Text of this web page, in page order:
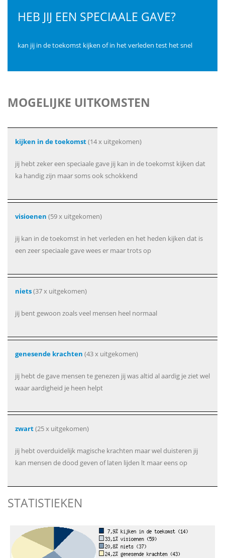
HEB JIJ EEN SPECIAALE GAVE?
kan jij in de toekomst kijken of in het verleden test het snel
MOGELIJKE UITKOMSTEN
kijken in de toekomst(14 x uitgekomen)
jij hebt zeker een speciaale gave jij kan in de toekomst kijken dat
ka handig zijn maar soms ook schokkend
visioenen (59 x uitgekomen)
jij kan in de toekomst in het verleden en het heden kijken dat is
een zeer speciaale gave wees er maar trots op
niets(37 x uitgekomen)
jij bent gewoon zoals veel mensen heel normaal
genesende krachten (43 x uitgekomen)
jij hebt de gave mensen te genezen jij was altid al aardig je ziet wel
waar aardigheid je heen helpt
zwart(25 x uitgekomen)
jij hebt overduidelijk magische krachten maar wel duisteren jij
kan mensen de dood geven of laten lijden lt maar eens op
STATISTIEKEN